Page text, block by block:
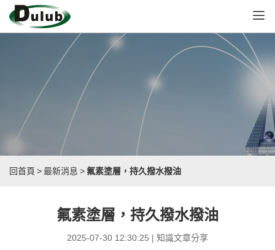
回首頁 >最新消息 > 氟素塗層，持久撥水撥油
氟素塗層，持久撥水撥油
2025-07-30 12:30:25 | 知識文章分享